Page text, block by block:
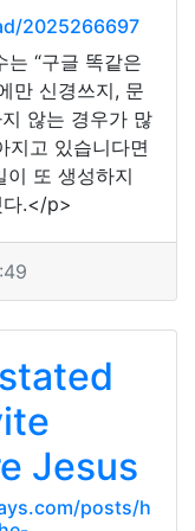
2025266697
“구글 똑같은
만 신경쓰지, 문
않는 경우가 많
지고 있습니다면
이 또 생성하지
다.</p>
Jesus
posts/h